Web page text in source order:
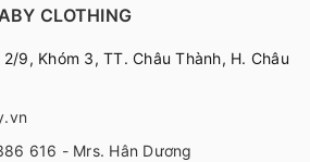
CLOTHING
9, Khóm 3, TT. Châu Thành, H. Châu
616 - Mrs. Hân Dương